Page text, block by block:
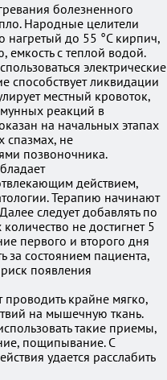
болезненного
Народные целители
нагретый до 55 °C кирпич,
емкость с теплой водой.
электрические
способствует ликвидации
местный кровоток,
реакций в
на начальных этапах
спазмах, не
позвоночника.
действием,
Терапию начинают
следует добавлять по
не достигнет 5
первого и второго дня
за состоянием пациента,
появления
крайне мягко,
на мышечную ткань.
такие приемы,
пощипывание. С
удается расслабить